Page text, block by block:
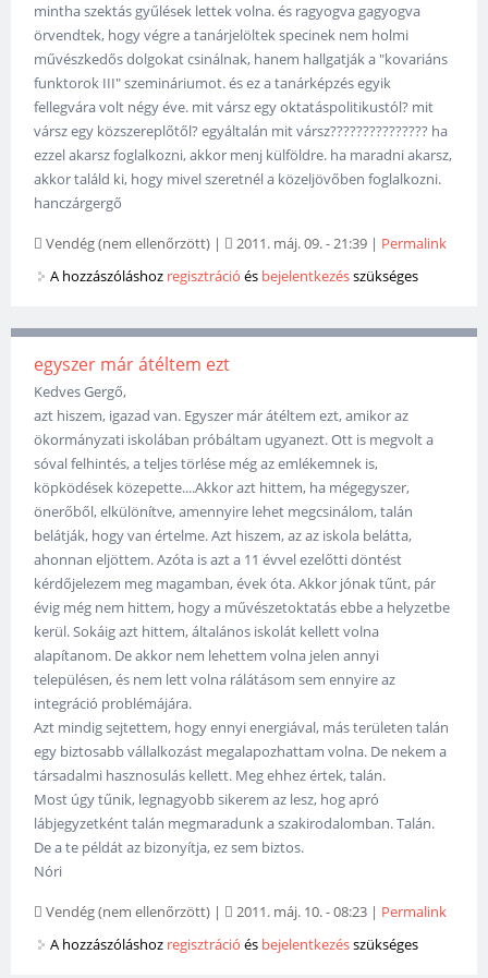
mintha szektás gyűlések lettek volna. és ragyogva gagyogva
örvendtek, hogy végre a tanárjelöltek specinek nem holmi
művészkedős dolgokat csinálnak, hanem hallgatják a "kovariáns
funktorok III" szemináriumot. és ez a tanárképzés egyik
fellegvára volt négy éve. mit vársz egy oktatáspolitikustól? mit
vársz egy közszereplőtől? egyáltalán mit vársz??????????????? ha
ezzel akarsz foglalkozni, akkor menj külföldre. ha maradni akarsz,
akkor találd ki, hogy mivel szeretnél a közeljövőben foglalkozni.
hanczárgergő
Vendég (nem ellenőrzött) | 2011. máj. 09. - 21:39 | Permalink
A hozzászóláshoz regisztráció és bejelentkezésszükséges
egyszer már átéltem ezt
Kedves Gergő,
azt hiszem, igazad van. Egyszer már átéltem ezt, amikor az
ökormányzati iskolában próbáltam ugyanezt. Ott is megvolt a
sóval felhintés, a teljes törlése még az emlékemnek is,
köpködések közepette....Akkor azt hittem, ha mégegyszer,
önerőből, elkülönítve, amennyire lehet megcsinálom, talán
belátják, hogy van értelme. Azt hiszem, az az iskola belátta,
ahonnan eljöttem. Azóta is azt a 11 évvel ezelőtti döntést
kérdőjelezem meg magamban, évek óta. Akkor jónak tűnt, pár
évig még nem hittem, hogy a művészetoktatás ebbe a helyzetbe
kerül. Sokáig azt hittem, általános iskolát kellett volna
alapítanom. De akkor nem lehettem volna jelen annyi
településen, és nem lett volna rálátásom sem ennyire az
integráció problémájára.
Azt mindig sejtettem, hogy ennyi energiával, más területen talán
egy biztosabb vállalkozást megalapozhattam volna. De nekem a
társadalmi hasznosulás kellett. Meg ehhez értek, talán.
Most úgy tűnik, legnagyobb sikerem az lesz, hog apró
lábjegyzetként talán megmaradunk a szakirodalomban. Talán.
De a te példát az bizonyítja, ez sem biztos.
Nóri
Vendég (nem ellenőrzött) | 2011. máj. 10. - 08:23 | Permalink
A hozzászóláshoz regisztráció és bejelentkezésszükséges